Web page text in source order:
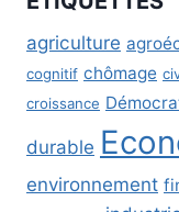
agriculture
cognitif chômage
croissance
durable
environnement